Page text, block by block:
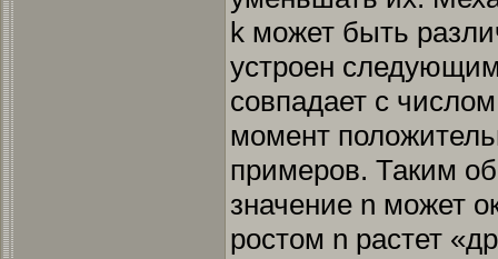
k может быть
устроен
совпадает с
момент
примеров. Таким
значение n может
ростом n растет